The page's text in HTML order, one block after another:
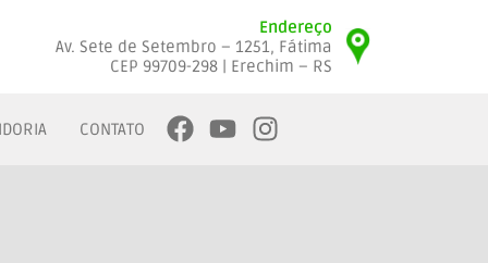
Endereço
Av. Sete de Setembro – 1251, Fátima
CEP 99709-298 | Erechim – RS
CONTATO